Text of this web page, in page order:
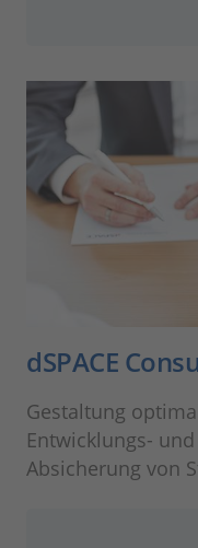
dSPACE
Gestaltung
Entwicklungs-
Absicherung von